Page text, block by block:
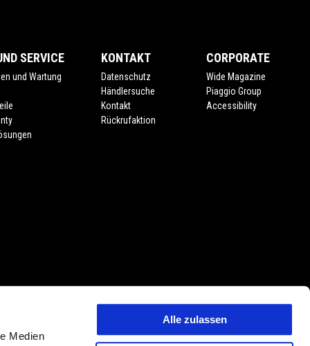
Medien
Alle zulassen
SERVICE
und Wartung
KONTAKT
Datenschutz
Händlersuche
Kontakt
Rückrufaktion
CORPORATE
Wide Magazine
Piaggio Group
Accessibility
jederzeit und ohne Vorankündigung vorbehalten. Die